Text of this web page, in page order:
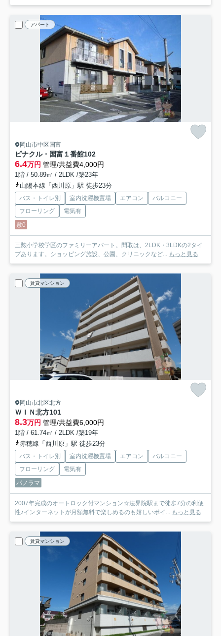
アパート
岡山市中区国富
ピナクル・国富１番館102
6.4万円 管理/共益費4,000円
1階 / 50.89㎡ / 2LDK /築23年
山陽本線「西川原」駅 徒歩23分
バス・トイレ別 室内洗濯機置場 エアコン
バルコニー
フローリング
電気有
敷0
三勲小学校学区のファミリーアパート。間取は、2LDK・3LDKの2タイ
プあります。ショッピング施設、公園、クリニックなど...
もっと見る
賃貸マンション
岡山市北区北方
ＷＩＮ北方101
8.3万円 管理/共益費6,000円
1階 / 61.74㎡ / 2LDK /築19年
赤穂線「西川原」駅 徒歩23分
バス・トイレ別 室内洗濯機置場 エアコン
バルコニー
フローリング
電気有
パノラマ
2007年完成のオートロック付マンション☆法界院駅まで徒歩7分の利便
性♪インターネットが月額無料で楽しめるのも嬉しいポイ...
もっと見る
賃貸マンション